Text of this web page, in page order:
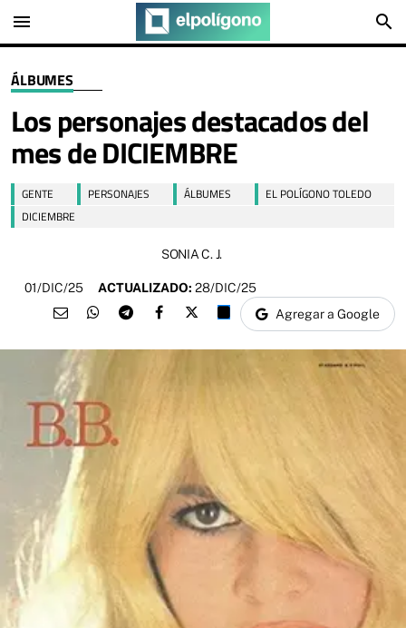
menu search
ÁLBUMES
Los personajes destacados del
mes de DICIEMBRE
GENTE PERSONAJES ÁLBUMES
EL POLÍGONO TOLEDO
DICIEMBRE
SONIA C. J.
01/DIC/25 ACTUALIZADO: 28/DIC/25
Agregar a Google